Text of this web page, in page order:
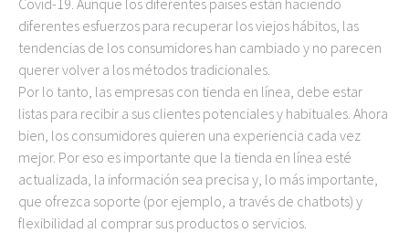
Covid-19. Aunque los diferentes países están haciendo
diferentes esfuerzos para recuperar los viejos hábitos, las
tendencias de los consumidores han cambiado y no parecen
querer volver a los métodos tradicionales.
Por lo tanto, las empresas con tienda en línea, debe estar
listas para recibir a sus clientes potenciales y habituales. Ahora
bien, los consumidores quieren una experiencia cada vez
mejor. Por eso es importante que la tienda en línea esté
actualizada, la información sea precisa y, lo más importante,
que ofrezca soporte (por ejemplo, a través de chatbots) y
flexibilidad al comprar sus productos o servicios.